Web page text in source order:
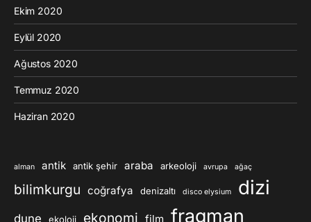
Ekim 2020
Eylül 2020
Ağustos 2020
Temmuz 2020
Haziran 2020
alman antik antik şehir araba arkeoloji avrupa ağaç
bilimkurgu coğrafya denizaltı disco elysium dizi
dune ekoloji ekonomi film fragman